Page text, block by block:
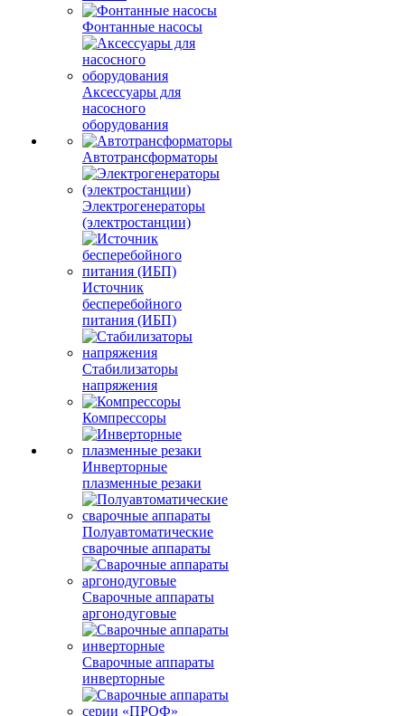
Фонтанные насосы
Аксессуары для
насосного
оборудования
Автотрансформаторы
Электрогенераторы
(электростанции)
Источник
бесперебойного
питания (ИБП)
Стабилизаторы
напряжения
Компрессоры
Инверторные
плазменные резаки
Полуавтоматические
сварочные аппараты
Сварочные аппараты
аргонодуговые
Сварочные аппараты
инверторные